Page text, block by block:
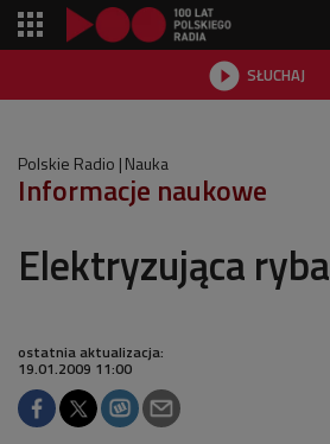
 SŁUCHAJ
Polskie Radio Nauka
Informacje naukowe
Elektryzująca ryba
ostatnia aktualizacja:
19.01.2009 11:00